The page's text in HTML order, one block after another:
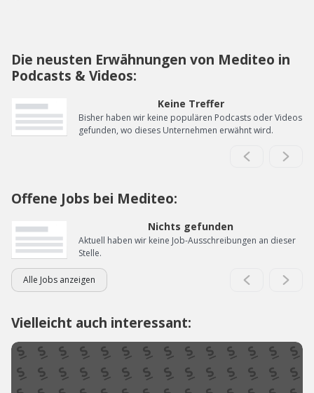
Die neusten Erwähnungen von Mediteo in
Podcasts & Videos:
Keine Treffer
Bisher haben wir keine populären Podcasts oder Videos
gefunden, wo dieses Unternehmen erwähnt wird.
Offene Jobs bei Mediteo:
Nichts gefunden
Aktuell haben wir keine Job-Ausschreibungen an dieser
Stelle.
Alle Jobs anzeigen
Vielleicht auch interessant: